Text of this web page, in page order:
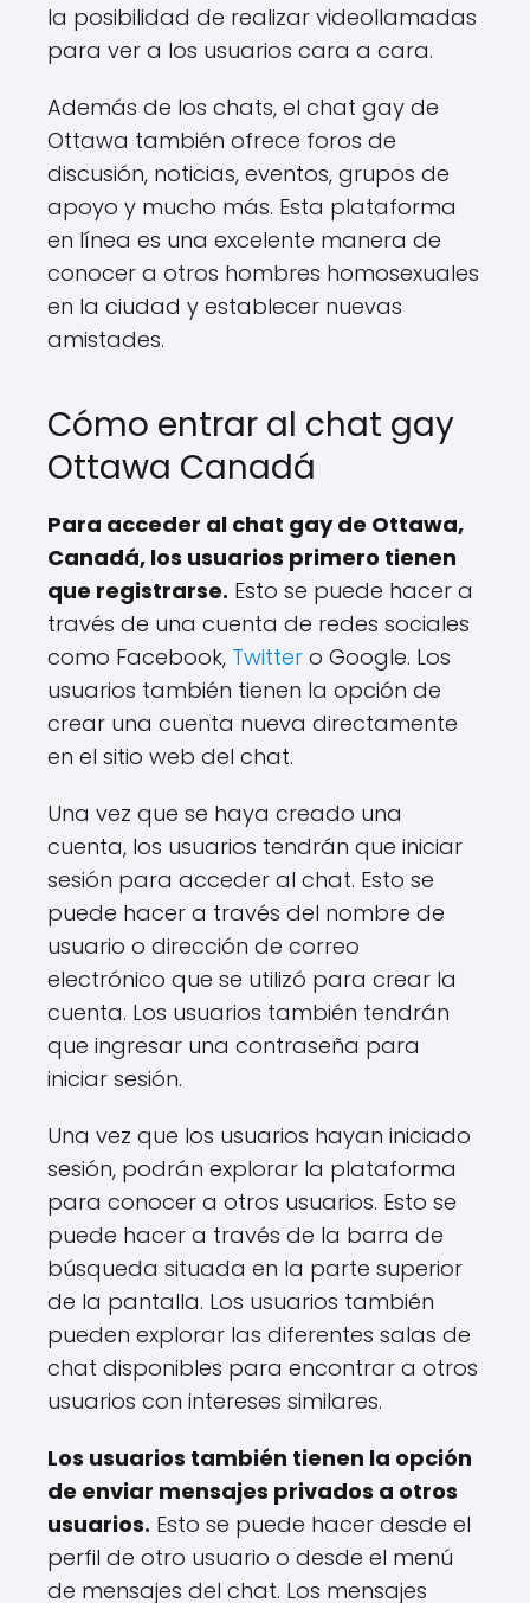
la posibilidad de realizar videollamadas
para ver a los usuarios cara a cara.
Además de los chats, el chat gay de
Ottawa también ofrece foros de
discusión, noticias, eventos, grupos de
apoyo y mucho más. Esta plataforma
en línea es una excelente manera de
conocer a otros hombres homosexuales
en la ciudad y establecer nuevas
amistades.
Cómo entrar al chat gay
Ottawa Canadá
Para acceder al chat gay de Ottawa,
Canadá, los usuarios primero tienen
que registrarse. Esto se puede hacer a
través de una cuenta de redes sociales
como Facebook, Twitter o Google. Los
usuarios también tienen la opción de
crear una cuenta nueva directamente
en el sitio web del chat.
Una vez que se haya creado una
cuenta, los usuarios tendrán que iniciar
sesión para acceder al chat. Esto se
puede hacer a través del nombre de
usuario o dirección de correo
electrónico que se utilizó para crear la
cuenta. Los usuarios también tendrán
que ingresar una contraseña para
iniciar sesión.
Una vez que los usuarios hayan iniciado
sesión, podrán explorar la plataforma
para conocer a otros usuarios. Esto se
puede hacer a través de la barra de
búsqueda situada en la parte superior
de la pantalla. Los usuarios también
pueden explorar las diferentes salas de
chat disponibles para encontrar a otros
usuarios con intereses similares.
Los usuarios también tienen la opción
de enviar mensajes privados a otros
usuarios. Esto se puede hacer desde el
perfil de otro usuario o desde el menú
de mensajes del chat. Los mensajes